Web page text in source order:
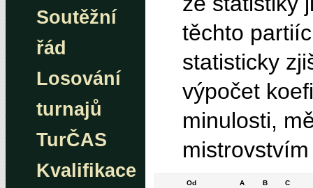
Soutěžní
řád
Losování
turnajů
TurČAS
Kvalifikace
těchto
statisticky
výpočet
minulosti,
Od A B C